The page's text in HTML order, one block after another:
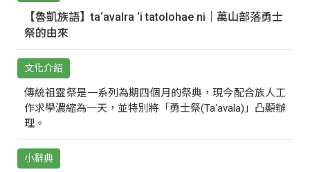
【魯凱族語】ta‘avalra ‘i tatolohae ni｜萬山部落勇士
祭的由來
文化介紹
傳統祖靈祭是一系列為期四個月的祭典，現今配合族人工
作求學濃縮為一天，並特別將「勇士祭(Ta‘avala)」凸顯辦
理。
小辭典